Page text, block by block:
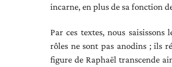
incarne, en plus de sa fonction
Par ces textes, nous
rôles ne sont pas anodins ; ils
figure de Raphaël transcende